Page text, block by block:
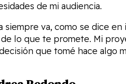
de mi audiencia.
siempre va, como se dice en
de lo que te promete. Mi
que tomé hace algo